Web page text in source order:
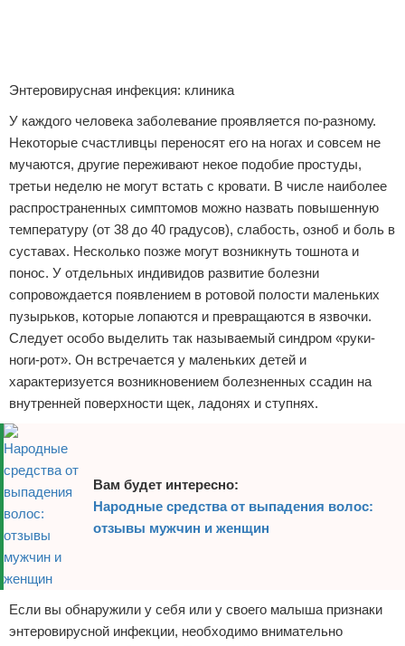
Энтеровирусная инфекция: клиника
У каждого человека заболевание проявляется по-разному.
Некоторые счастливцы переносят его на ногах и совсем не
мучаются, другие переживают некое подобие простуды,
третьи неделю не могут встать с кровати. В числе наиболее
распространенных симптомов можно назвать повышенную
температуру (от 38 до 40 градусов), слабость, озноб и боль в
суставах. Несколько позже могут возникнуть тошнота и
понос. У отдельных индивидов развитие болезни
сопровождается появлением в ротовой полости маленьких
пузырьков, которые лопаются и превращаются в язвочки.
Следует особо выделить так называемый синдром «руки-
ноги-рот». Он встречается у маленьких детей и
характеризуется возникновением болезненных ссадин на
внутренней поверхности щек, ладонях и ступнях.
Вам будет интересно:
Народные средства от выпадения волос:
отзывы мужчин и женщин
Если вы обнаружили у себя или у своего малыша признаки
энтеровирусной инфекции, необходимо внимательно